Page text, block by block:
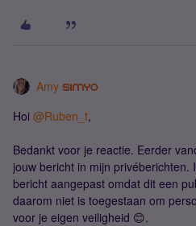
Amy
Hoi @Ruben_t,
Bedankt voor je reactie. Eerder
jouw bericht in mijn
bericht aangepast omdat dit een
daarom niet is toegestaan om
voor je eigen veiligheid 😊.